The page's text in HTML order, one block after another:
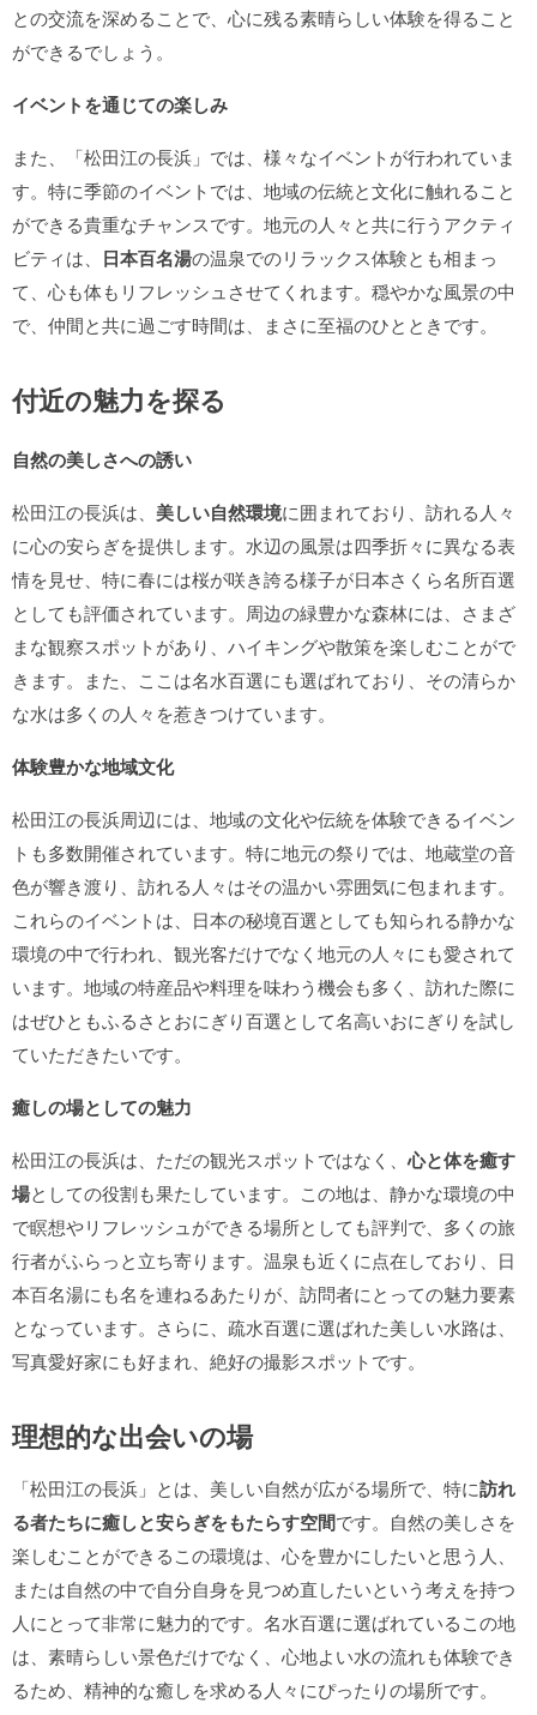
との交流を深めることで、心に残る素晴らしい体験を得ること
ができるでしょう。
イベントを通じての楽しみ
また、「松田江の長浜」では、様々なイベントが行われていま
す。特に季節のイベントでは、地域の伝統と文化に触れること
ができる貴重なチャンスです。地元の人々と共に行うアクティ
ビティは、 日本百名湯の温泉でのリラックス体験とも相まっ
て、心も体もリフレッシュさせてくれます。穏やかな風景の中
で、仲間と共に過ごす時間は、まさに至福のひとときです。
付近の魅力を探る
自然の美しさへの誘い
松田江の長浜は、 美しい自然環境に囲まれており、訪れる人々
に心の安らぎを提供します。水辺の風景は四季折々に異なる表
情を見せ、特に春には桜が咲き誇る様子が日本さくら名所百選
としても評価されています。周边の緑豊かな森林には、さまざ
まな観察スポットがあり、ハイキングや散策を楽しむことがで
きます。また、ここは名水百選にも選ばれており、その清らか
な水は多くの人々を惹きつけています。
体験豊かな地域文化
松田江の長浜周辺には、地域の文化や伝統を体験できるイベン
トも多数開催されています。特に地元の祭りでは、地蔵堂の音
色が響き渡り、訪れる人々はその温かい雰囲気に包まれます。
これらのイベントは、日本の秘境百選としても知られる静かな
環境の中で行われ、観光客だけでなく地元の人々にも愛されて
います。地域の特産品や料理を味わう機会も多く、訪れた際に
はぜひともふるさとおにぎり百選として名高いおにぎりを試し
ていただきたいです。
癒しの場としての魅力
松田江の長浜は、ただの観光スポットではなく、心と体を癒す
場としての役割も果たしています。この地は、静かな環境の中
で瞑想やリフレッシュができる場所としても評判で、多くの旅
行者がふらっと立ち寄ります。温泉も近くに点在しており、日
本百名湯にも名を連ねるあたりが、訪問者にとっての魅力要素
となっています。さらに、疏水百選に選ばれた美しい水路は、
写真愛好家にも好まれ、絶好の撮影スポットです。
理想的な出会いの場
「松田江の長浜」とは、美しい自然が広がる場所で、特に訪れ
る者たちに癒しと安らぎをもたらす空間です。自然の美しさを
楽しむことができるこの環境は、心を豊かにしたいと思う人、
または自然の中で自分自身を見つめ直したいという考えを持つ
人にとって非常に魅力的です。名水百選に選ばれているこの地
は、素晴らしい景色だけでなく、心地よい水の流れも体験でき
るため、精神的な癒しを求める人々にぴったりの場所です。